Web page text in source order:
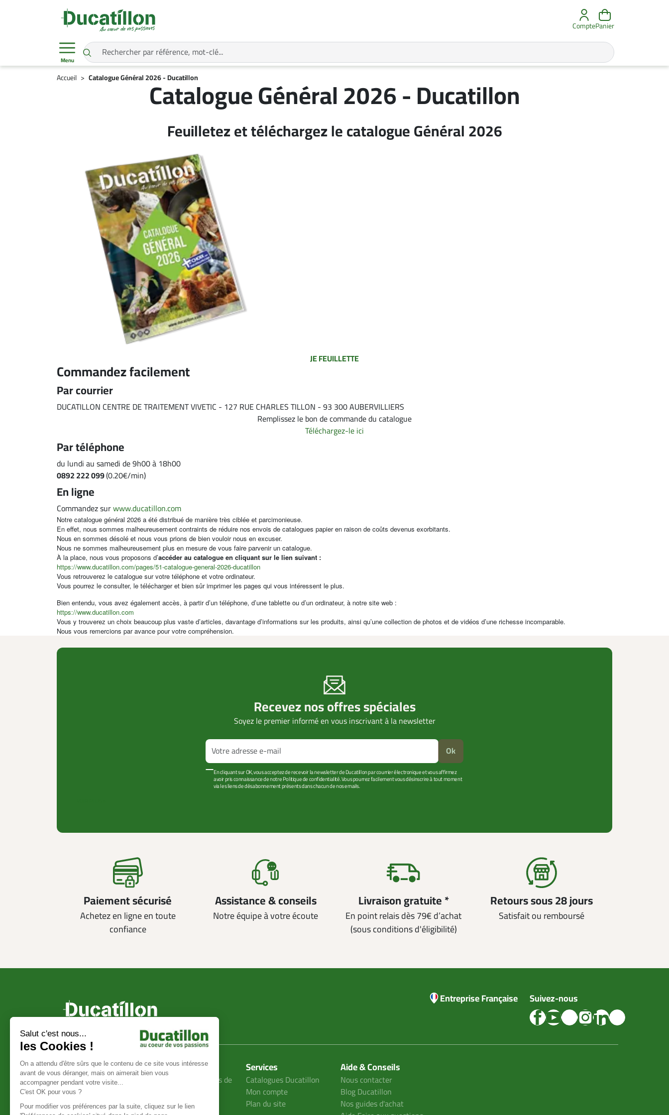
ComptePanier
Menu
Accueil Catalogue Général 2026 - Ducatillon
Catalogue Général 2026 - Ducatillon
Feuilletez et téléchargez le catalogue Général 2026
JE FEUILLETTE
Commandez facilement
Par courrier
DUCATILLON CENTRE DE TRAITEMENT VIVETIC - 127 RUE CHARLES TILLON - 93 300 AUBERVILLIERS
Remplissez le bon de commande du catalogue
Téléchargez-le ici
Par téléphone
du lundi au samedi de 9h00 à 18h00
0892 222 099(0.20€/min)
En ligne
Commandez surwww.ducatillon.com
Notre catalogue général 2026 a été distribué de manière très ciblée et parcimonieuse.
En effet, nous sommes malheureusement contraints de réduire nos envois de catalogues papier en raison de coûts devenus exorbitants.
Nous en sommes désolé et nous vous prions de bien vouloir nous en excuser.
Nous ne sommes malheureusement plus en mesure de vous faire parvenir un catalogue.
À la place, nous vous proposons d’accéder au catalogue en cliquant sur le lien suivant :
https://www.ducatillon.com/pages/51-catalogue-general-2026-ducatillon
Vous retrouverez le catalogue sur votre téléphone et votre ordinateur.
Vous pourrez le consulter, le télécharger et bien sûr imprimer les pages qui vous intéressent le plus.
Bien entendu, vous avez également accès, à partir d’un téléphone, d’une tablette ou d’un ordinateur, à notre site web :
https://www.ducatillon.com
Vous y trouverez un choix beaucoup plus vaste d’articles, davantage d’informations sur les produits, ainsi qu’une collection de photos et de vidéos d’une richesse incomparable.
Nous vous remercions par avance pour votre compréhension.
Recevez nos offres spéciales
Soyez le premier informé en vous inscrivant à la newsletter
Ok
En cliquant sur OK, vous acceptez de recevoir la newsletter de Ducatillon par courrier électronique et vous affirmez
avoir pris connaissance de notre Politique de confidentialité. Vous pourrez facilement vous désinscrire à tout moment
via les liens de désabonnement présents dans chacun de nos emails.
Paiement sécurisé
Achetez en ligne en toute
confiance
Assistance & conseils
Notre équipe à votre écoute
Livraison gratuite *
En point relais dès 79€ d’achat
(sous conditions d'éligibilité)
Retours sous 28 jours
Satisfait ou remboursé
Entreprise Française Suivez-nous
Ducatillon
La société Ducatillon
Mentions légales
Protection des données
Achat en ligne
Conditions générales de
Livraison et frais de
Services
Catalogues Ducatillon
Mon compte
Plan du site
Aide & Conseils
Nous contacter
Blog Ducatillon
Nos guides d'achat